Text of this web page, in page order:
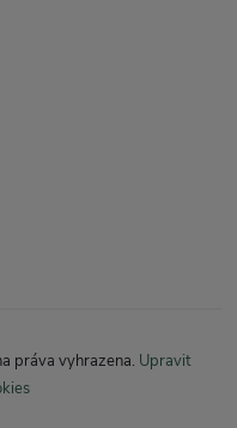
práva vyhrazena. Upravit